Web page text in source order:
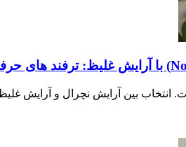
انتخاب بین آرایش نچرال و آرایش